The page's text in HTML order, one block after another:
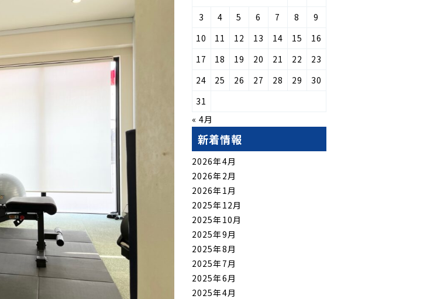
3
4 5 6 7 8
9
10
11 12 13 14 15
16
17
18 19 20 21 22
23
24
25 26 27 28 29
30
31
« 4月
新着情報
2026年4月
2026年2月
2026年1月
2025年12月
2025年10月
2025年9月
2025年8月
2025年7月
2025年6月
2025年4月